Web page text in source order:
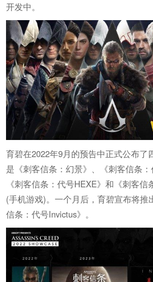
开发中。
育碧在2022年9月的预告中正式公布了
是《刺客信条：幻景》、《刺客信条：
《刺客信条：代号HEXE》和《刺客信
(手机游戏)。一个月后，育碧宣布将推
信条：代号Invictus》。